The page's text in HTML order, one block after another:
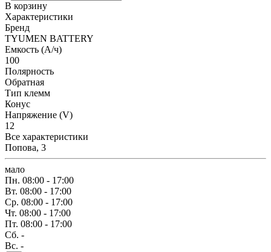
В корзину
Характеристики
Бренд
TYUMEN BATTERY
Емкость (А/ч)
100
Полярность
Обратная
Тип клемм
Конус
Напряжение (V)
12
Все характеристики
Попова, 3
мало
Пн. 08:00 - 17:00
Вт. 08:00 - 17:00
Ср. 08:00 - 17:00
Чт. 08:00 - 17:00
Пт. 08:00 - 17:00
Сб. -
Вс. -